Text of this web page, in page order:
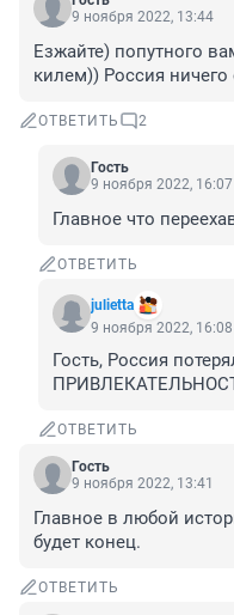
9 ноября 2022, 13:44
Езжайте) попутного
килем)) Россия ничего
ОТВЕТИТЬ 2
Гость
9 ноября 2022, 16:07
Главное что
ОТВЕТИТЬ
julietta
9 ноября 2022, 16:08
Гость, Россия
ОТВЕТИТЬ
Гость
9 ноября 2022, 13:41
Главное в любой
будет конец.
ОТВЕТИТЬ